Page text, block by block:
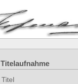
Titelaufnahme
Titel